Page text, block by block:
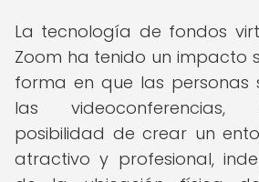
La tecnología de fondos
Zoom ha tenido un impacto
forma en que las personas
las
posibilidad de crear un
atractivo y profesional,